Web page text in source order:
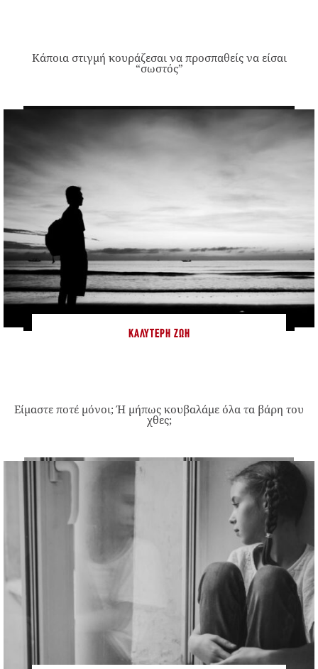
Κάποια στιγμή κουράζεσαι να προσπαθείς να είσαι
“σωστός”
ΚΑΛΎΤΕΡΗ ΖΩΉ
Είμαστε ποτέ μόνοι; Ή μήπως κουβαλάμε όλα τα βάρη του
χθες;